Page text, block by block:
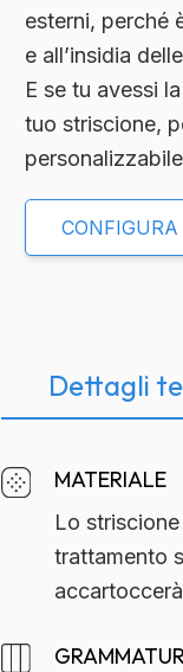
esterni, perché
e all’insidia
E se tu avessi
tuo striscione,
Dettagli
DescrizioneMATERIALE
Lo
trattamento